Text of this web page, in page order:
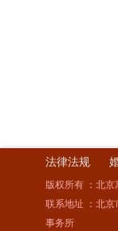
法律法规
版权所有 ：北京
联系地址 ：北
事务所